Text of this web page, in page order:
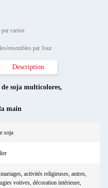
carton
ensembles par Jour
Description
soja multicolores,
main
soja
activités religieuses, autres,
votives, décoration intérieure,